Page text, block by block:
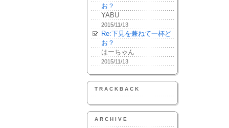
お？
YABU
2015/11/13
Re:下見を兼ねて一杯ど
お？
はーちゃん
2015/11/13
TRACKBACK
ARCHIVE